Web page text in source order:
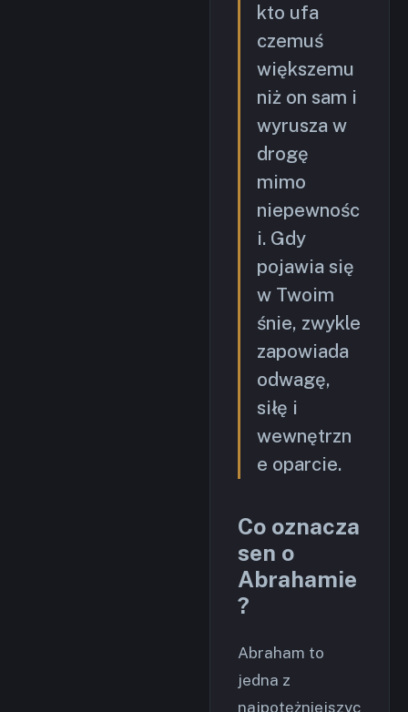
kto ufa
czemuś
większemu
niż on sam i
wyrusza w
drogę
mimo
niepewnośc
i. Gdy
pojawia się
w Twoim
śnie, zwykle
zapowiada
odwagę,
siłę i
wewnętrzn
e oparcie.
Co oznacza
sen o
Abrahamie
?
Abraham to
jedna z
najpotężniejszyc